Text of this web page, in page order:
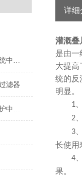
灌溉叠片式过滤器在微灌系统中的水质净化效率实测
滤器
灌溉叠片式过滤器用户在维护中可以避免的误区
详细
灌溉叠
是由一
大提高
统的反
明显。
1
2
3
长使用
4
果。